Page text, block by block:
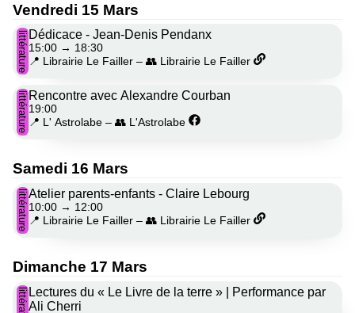
Vendredi 15 Mars
littératureDédicace - Jean-Denis Pendanx
15:00 → 18:30
📍 Librairie Le Failler – 👥 Librairie Le Failler
littératureRencontre avec Alexandre Courban
19:00
📍 L' Astrolabe – 👥 L'Astrolabe
Samedi 16 Mars
littératureAtelier parents-enfants - Claire Lebourg
10:00 → 12:00
📍 Librairie Le Failler – 👥 Librairie Le Failler
Dimanche 17 Mars
Lectures du « Le Livre de la terre » | Performance par
Ali Cherri